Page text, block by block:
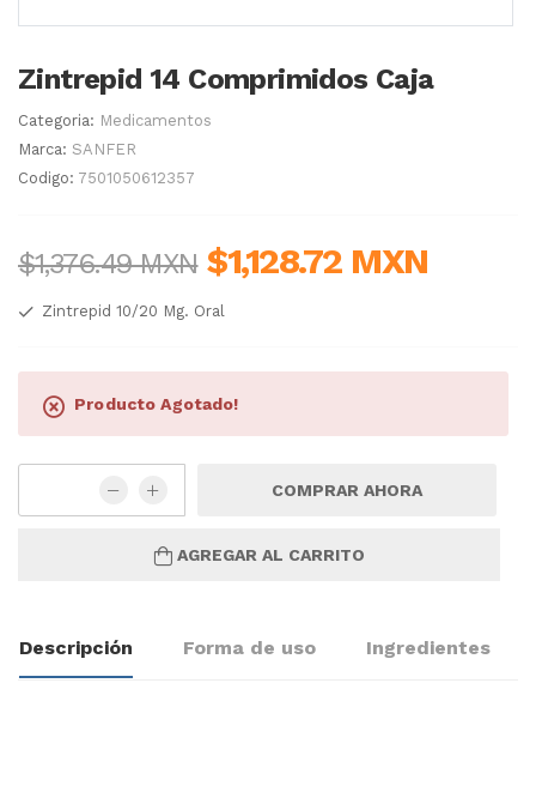
Zintrepid 14 Comprimidos Caja
Categoria: Medicamentos
Marca: SANFER
Codigo: 7501050612357
$1,376.49 MXN $1,128.72 MXN
Zintrepid 10/20 Mg. Oral
Producto Agotado!
COMPRAR AHORA
AGREGAR AL CARRITO
Descripción Forma de uso Ingredientes